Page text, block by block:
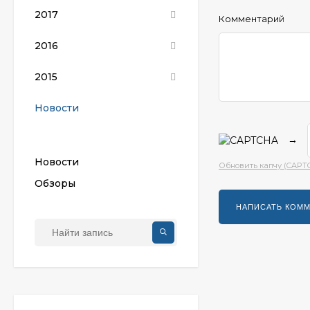
Комментарий
→
Обновить капчу
2017
2016
2015
Новости
Новости
Обзоры